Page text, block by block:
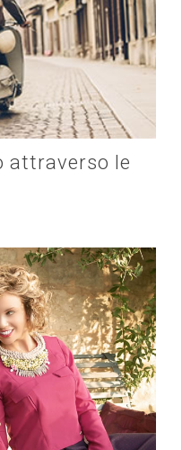
attraverso le